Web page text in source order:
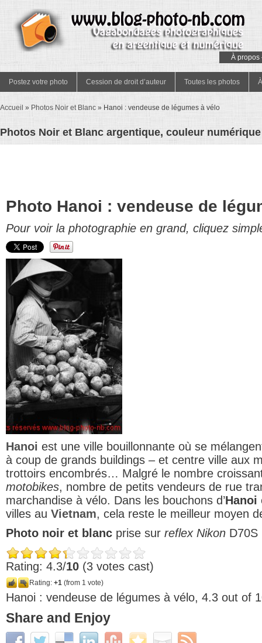
À propos
Postez votre photo Cession de droit d’auteur Toutes les photos
Accueil » Photos Noir et Blanc » Hanoi : vendeuse de légumes à vélo
Photos Noir et Blanc argentique, couleur
Photo Hanoi : vendeuse de
Pour voir la photographie en grand, cliquez
Hanoi est une ville bouillonnante où se
à coup de grands buildings – et centre ville aux
trottoirs encombrés… Malgré le nombre
motobikes, nombre de petits vendeurs de rue
marchandise à vélo. Dans les bouchons d’Hanoi
villes au Vietnam, cela reste le meilleur moyen
Photo noir et blanc prise sur reflex Nikon
Rating: 4.3/10 (3 votes cast)
Rating: +1 (from 1 vote)
Hanoi : vendeuse de légumes à vélo, 4.3 out of
Share and Enjoy